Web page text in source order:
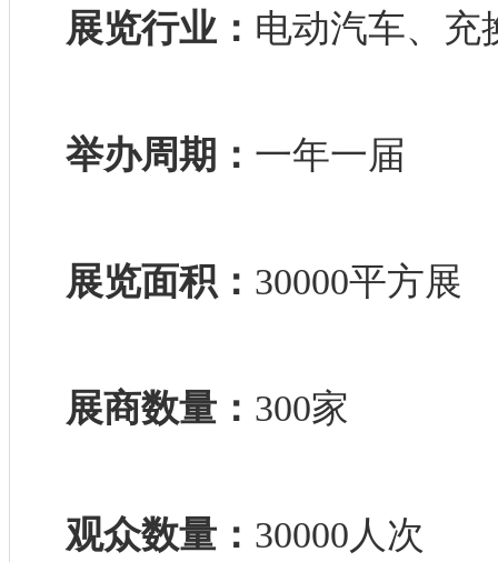
展览行业： 电动汽车、充
举办周期： 一年一届
展览面积： 30000平方展
展商数量： 300家
观众数量： 30000人次